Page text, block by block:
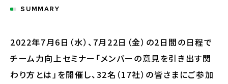
SUMMARY
2022年7月6日（水）、7月22日（金）の2日間の日程で
チーム力向上セミナー「メンバーの意見を引き出す関
わり方とは」を開催し、32名（17社）の皆さまにご参加